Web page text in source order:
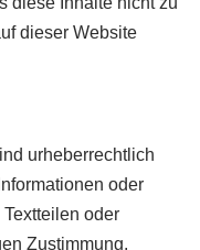
dieser Website
urheberrechtlich
oder
oder
Zustimmung.